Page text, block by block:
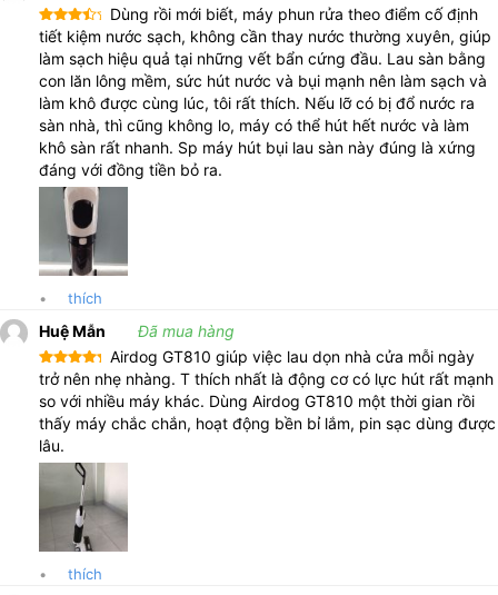
Được
xếp
hạng4
5 sao
Dùng rồi mới biết, máy phun rửa theo điểm cố định
tiết kiệm nước sạch, không cần thay nước thường xuyên, giúp
làm sạch hiệu quả tại những vết bẩn cứng đầu. Lau sàn bằng
con lăn lông mềm, sức hút nước và bụi mạnh nên làm sạch và
làm khô được cùng lúc, tôi rất thích. Nếu lỡ có bị đổ nước ra
sàn nhà, thì cũng không lo, máy có thể hút hết nước và làm
khô sàn rất nhanh. Sp máy hút bụi lau sàn này đúng là xứng
đáng với đồng tiền bỏ ra.
• thích
Huệ Mẫn Đã mua hàng
Được xếp
hạng55
sao
Airdog GT810 giúp việc lau dọn nhà cửa mỗi ngày
trở nên nhẹ nhàng. T thích nhất là động cơ có lực hút rất mạnh
so với nhiều máy khác. Dùng Airdog GT810 một thời gian rồi
thấy máy chắc chắn, hoạt động bền bỉ lắm, pin sạc dùng được
lâu.
• thích